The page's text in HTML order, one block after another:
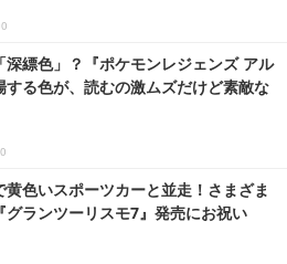
深縹色」？『ポケモンレジェンズ アル
する色が、読むの激ムズだけど素敵な
黄色いスポーツカーと並走！さまざま
グランツーリスモ7』発売にお祝い